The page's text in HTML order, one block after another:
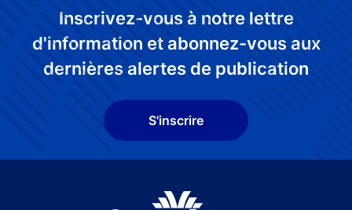
Inscrivez-vous à notre lettre
d'information et abonnez-vous aux
dernières alertes de publication
S'inscrire